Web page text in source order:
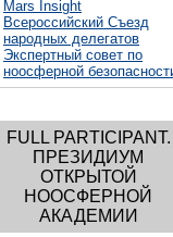
Mars Insight
Всероссийский Съезд
народных делегатов
Экспертный совет по
ноосферной
FULL PARTICIPANT.
ПРЕЗИДИУМ
ОТКРЫТОЙ
НООСФЕРНОЙ
АКАДЕМИИ